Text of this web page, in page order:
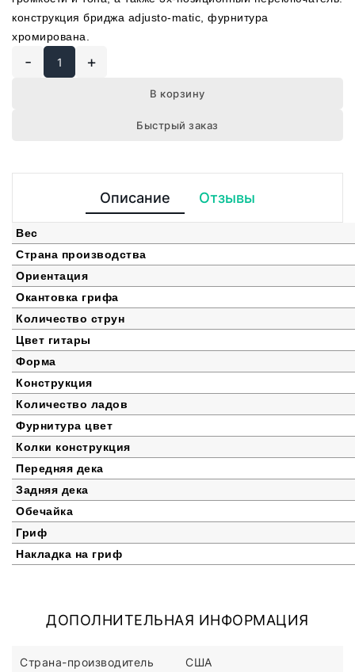
конструкция бриджа adjusto-matic, фурнитура
хромирована.
- +
В корзину
Быстрый заказ
Описание Отзывы
Вес
Страна производства
Ориентация
Окантовка грифа
Количество струн
Цвет гитары
Форма
Конструкция
Количество ладов
Фурнитура цвет
Колки конструкция
Передняя дека
Задняя дека
Обечайка
Гриф
Накладка на гриф
ДОПОЛНИТЕЛЬНАЯ ИНФОРМАЦИЯ
Страна-производитель США